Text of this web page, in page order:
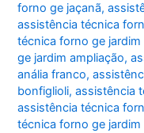
forno ge jaçanã,
assistência técnica
técnica forno ge jardim
ge jardim ampliação,
anália franco,
bonfiglioli,assistência
assistência técnica
técnica forno ge